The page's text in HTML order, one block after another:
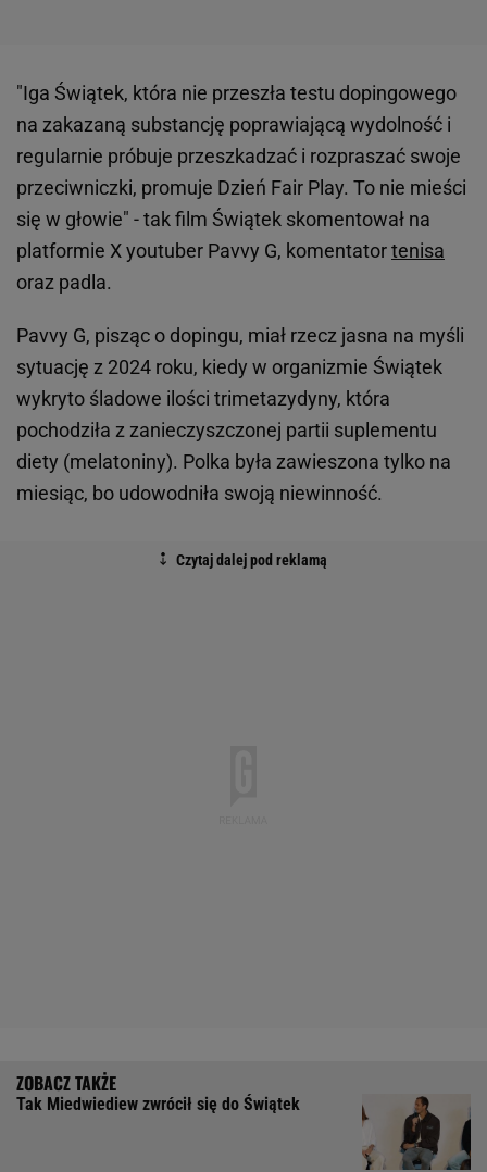
"Iga Świątek, która nie przeszła testu dopingowego
na zakazaną substancję poprawiającą wydolność i
regularnie próbuje przeszkadzać i rozpraszać swoje
przeciwniczki, promuje Dzień Fair Play. To nie mieści
się w głowie" - tak film Świątek skomentował na
platformie X youtuber Pavvy G, komentatortenisa
oraz padla.
Pavvy G, pisząc o dopingu, miał rzecz jasna na myśli
sytuację z 2024 roku, kiedy w organizmie Świątek
wykryto śladowe ilości trimetazydyny, która
pochodziła z zanieczyszczonej partii suplementu
diety (melatoniny). Polka była zawieszona tylko na
miesiąc, bo udowodniła swoją niewinność.
Tak Miedwiediew zwrócił się do Świątek